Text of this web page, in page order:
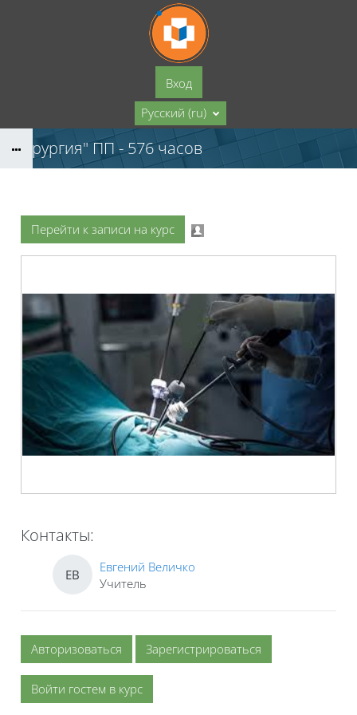
Перейти к основному содержанию
Вход
Русский ‎(ru)‎
"Хирургия" ПП - 576 часов
Перейти к записи на курс
Контакты:
ЕВ
Евгений Величко
Учитель
Авторизоваться Зарегистрироваться
Войти гостем в курс